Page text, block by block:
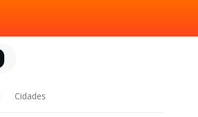
Cidades